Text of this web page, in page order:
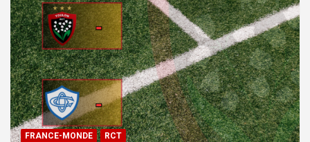
FRANCE-MONDE RCT